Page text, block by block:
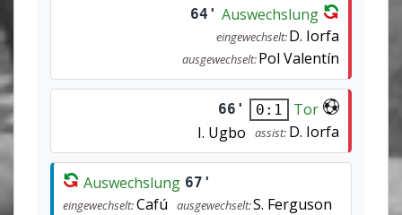
64' Auswechslung
eingewechselt:D. Iorfa
ausgewechselt:Pol Valentín
66' 0:1
Tor
I. Ugbo
assist: D. Iorfa
Auswechslung 67'
eingewechselt:Cafú ausgewechselt:S. Ferguson